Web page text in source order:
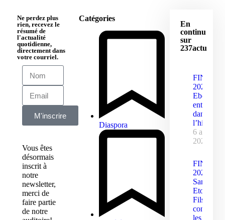
Ne perdez plus
rien, recevez le
résumé de
l'actualité
quotidienne,
directement dans
votre courriel.
M'inscrire
Vous êtes
désormais
inscrit à
notre
newsletter,
merci de
faire partie
de notre
Catégories
Diaspora
En
continu
sur
237actu
FINAJU
2026 :
Ebolowa
entre
dans
l’histoire
6 août
2026
FINAJU
2026 :
Samuel
Eto’o
Fils
concentre
les